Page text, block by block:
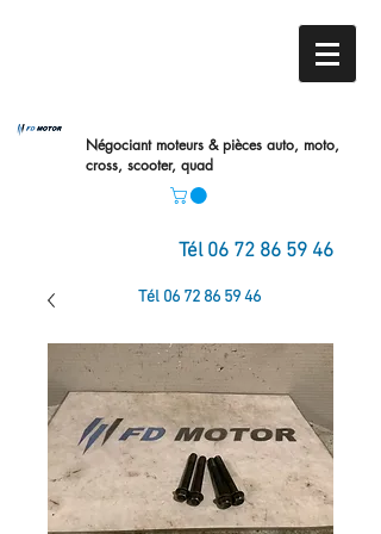
Négociant moteurs & pièces auto, moto,
cross, scooter, quad
Tél 06 72 86 59 46
Tél 06 72 86 59 46